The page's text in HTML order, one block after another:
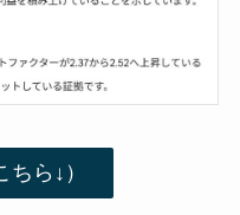
ら↓）